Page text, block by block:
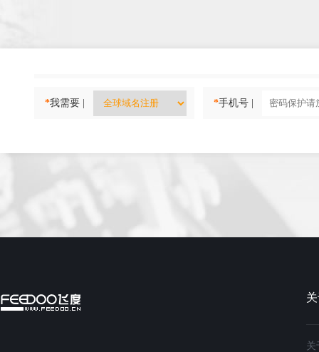
*我需要 | *手机号 |
关